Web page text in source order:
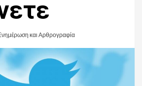
και Αρθρογραφία